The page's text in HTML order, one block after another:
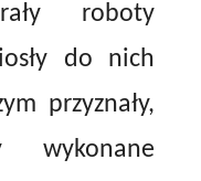
roboty
do nich
przyznały,
wykonane